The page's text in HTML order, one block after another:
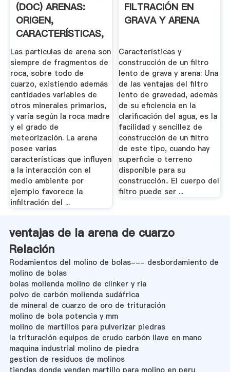
(DOC) ARENAS:
ORIGEN,
CARACTERÍSTICAS,
USOS Y .
Las partículas de arena son
siempre de fragmentos de
roca, sobre todo de
cuarzo, existiendo además
cantidades variables de
otros minerales primarios,
y varía según la roca madre
y el grado de
meteorización. La arena
posee varias
características que influyen
a la interacción con el
medio ambiente por
ejemplo favorece la
infiltración del ...
FILTRACIÓN EN
GRAVA Y ARENA
Características y
construcción de un filtro
lento de grava y arena: Una
de las ventajas del filtro
lento de gravedad, además
de su eficiencia en la
clarificación del agua, es la
facilidad y sencillez de
construcción de un filtro
de este tipo, cuando hay
superficie o terreno
disponible para su
construcción.. El cuerpo del
filtro puede ser ...
ventajas de la arena de cuarzo
Relación
Rodamientos del molino de bolas--- desbordamiento de
molino de bolas
bolas molienda molino de clínker y ria
polvo de carbón molienda sudáfrica
de mineral de cuarzo de oro de trituración
molino de bola potencia y mm
molino de martillos para pulverizar piedras
la trituración equipos de crudo carbón llave en mano
maquina industrial molino de piedra
gestion de residuos de molinos
tiendas donde venden martillo para molino en peru